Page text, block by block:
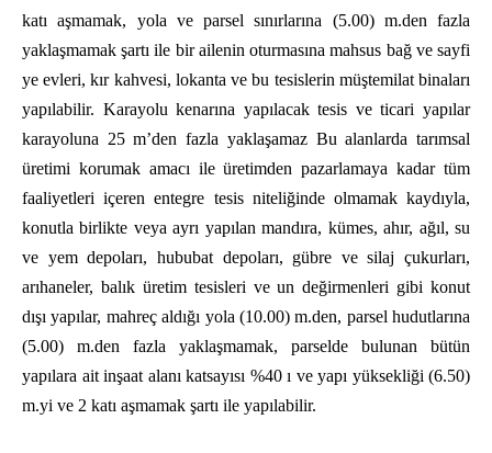
katı aşmamak, yola ve parsel sınırlarına (5.00) m.den fazla
yaklaşmamak şartı ile bir ailenin oturmasına mahsus bağ ve sayfi
ye evleri, kır kahvesi, lokanta ve bu tesislerin müştemilat binaları
yapılabilir. Karayolu kenarına yapılacak tesis ve ticari yapılar
karayoluna 25 m’den fazla yaklaşamaz Bu alanlarda tarımsal
üretimi korumak amacı ile üretimden pazarlamaya kadar tüm
faaliyetleri içeren entegre tesis niteliğinde olmamak kaydıyla,
konutla birlikte veya ayrı yapılan mandıra, kümes, ahır, ağıl, su
ve yem depoları, hububat depoları, gübre ve silaj çukurları,
arıhaneler, balık üretim tesisleri ve un değirmenleri gibi konut
dışı yapılar, mahreç aldığı yola (10.00) m.den, parsel hudutlarına
(5.00) m.den fazla yaklaşmamak, parselde bulunan bütün
yapılara ait inşaat alanı katsayısı %40 ı ve yapı yüksekliği (6.50)
m.yi ve 2 katı aşmamak şartı ile yapılabilir.